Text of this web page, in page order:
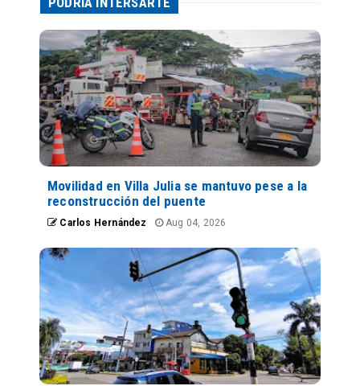
Movilidad en Villa Julia se mantuvo pese a la
reconstrucción del puente
Carlos Hernández Aug 04, 2026